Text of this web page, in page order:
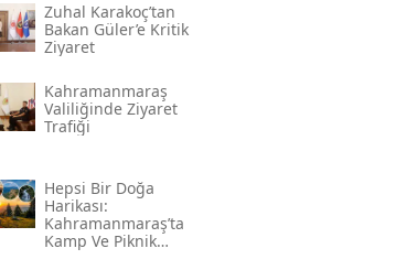
Zuhal Karakoç’tan
Bakan Güler’e Kritik
Ziyaret
Kahramanmaraş
Valiliğinde Ziyaret
Trafiği
Hepsi Bir Doğa
Harikası:
Kahramanmaraş’ta
Kamp Ve Piknik